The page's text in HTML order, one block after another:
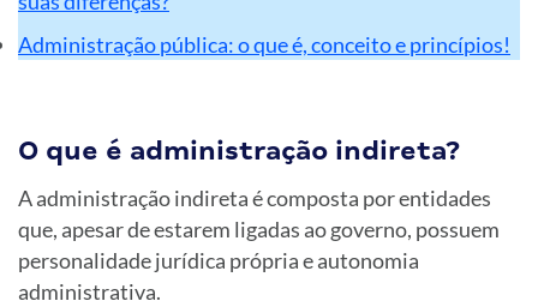
Administração pública: o que é, conceito e princípios!
O que é administração indireta?
A administração indireta é composta por entidades
que, apesar de estarem ligadas ao governo, possuem
personalidade jurídica própria e autonomia
administrativa.